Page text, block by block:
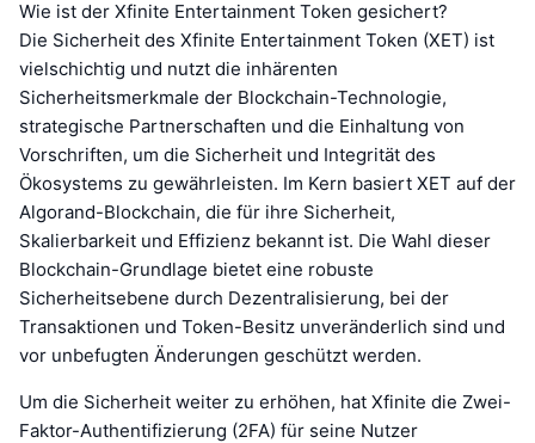
Wie ist der Xfinite Entertainment Token gesichert?
Die Sicherheit des Xfinite Entertainment Token (XET) ist
vielschichtig und nutzt die inhärenten
Sicherheitsmerkmale der Blockchain-Technologie,
strategische Partnerschaften und die Einhaltung von
Vorschriften, um die Sicherheit und Integrität des
Ökosystems zu gewährleisten. Im Kern basiert XET auf der
Algorand-Blockchain, die für ihre Sicherheit,
Skalierbarkeit und Effizienz bekannt ist. Die Wahl dieser
Blockchain-Grundlage bietet eine robuste
Sicherheitsebene durch Dezentralisierung, bei der
Transaktionen und Token-Besitz unveränderlich sind und
vor unbefugten Änderungen geschützt werden.
Um die Sicherheit weiter zu erhöhen, hat Xfinite die Zwei-
Faktor-Authentifizierung (2FA) für seine Nutzer